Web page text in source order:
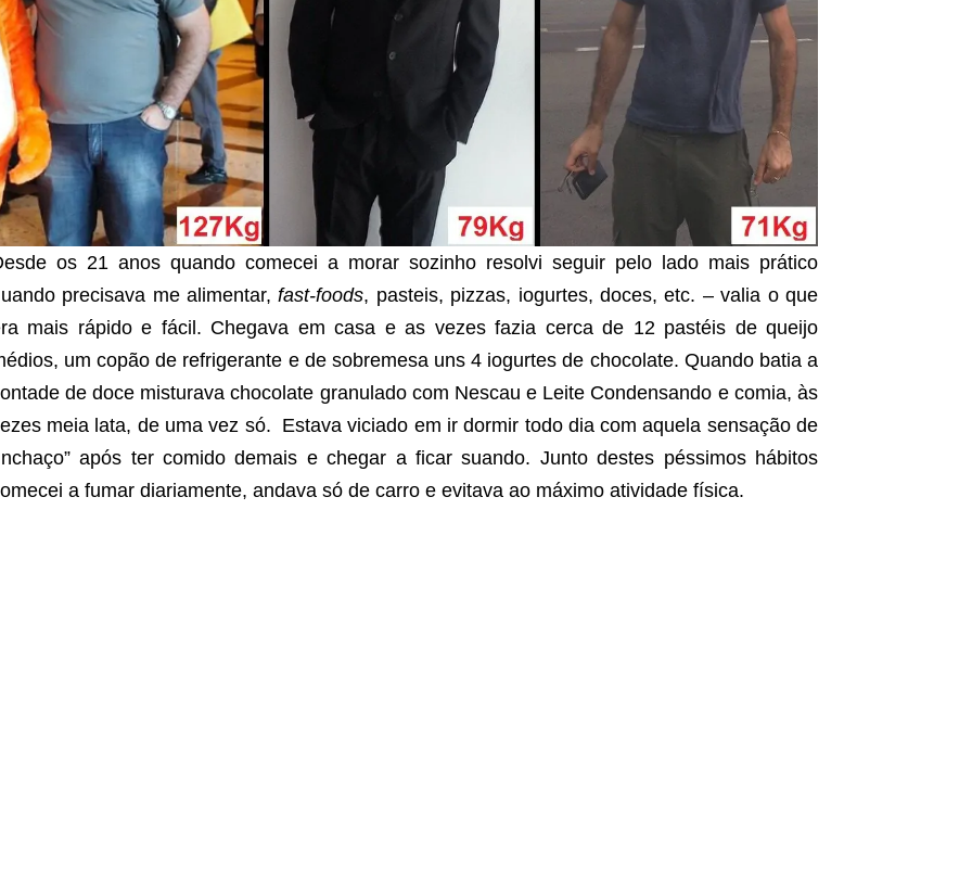
os 21 anos quando comecei a morar sozinho resolvi seguir pelo lado mais prático
precisava me alimentar,fast-foods, pasteis, pizzas, iogurtes, doces, etc. – valia o que
mais rápido e fácil. Chegava em casa e as vezes fazia cerca de 12 pastéis de queijo
um copão de refrigerante e de sobremesa uns 4 iogurtes de chocolate. Quando batia a
de doce misturava chocolate granulado com Nescau e Leite Condensando e comia, às
meia lata, de uma vez só. Estava viciado em ir dormir todo dia com aquela sensação de
após ter comido demais e chegar a ficar suando. Junto destes péssimos hábitos
a fumar diariamente, andava só de carro e evitava ao máximo atividade física.